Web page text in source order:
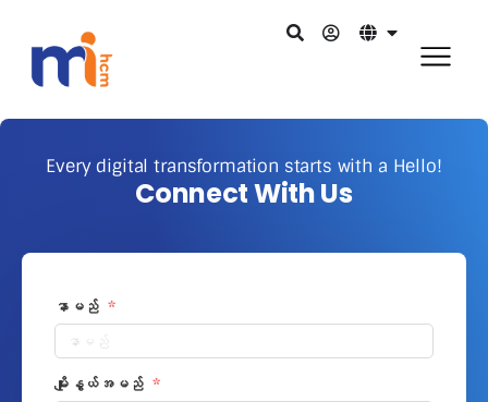
Every digital transformation starts with a Hello!
Connect With Us
နာမည်
မျိုးနွယ်အမည်